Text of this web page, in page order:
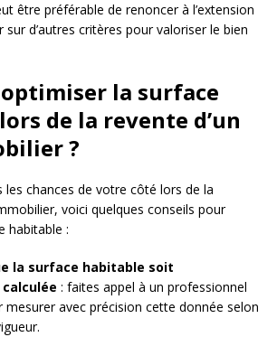
être préférable de renoncer à l’extension
d’autres critères pour valoriser le bien
la surface
de la revente d’un
?
chances de votre côté lors de la
voici quelques conseils pour
habitable :
la surface habitable soit
: faites appel à un professionnel
avec précision cette donnée selon